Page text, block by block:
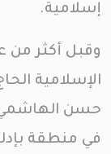
إسلامية.
وقبل أكثر من
الإسلامية
حسن الهاشمي
في منطقة